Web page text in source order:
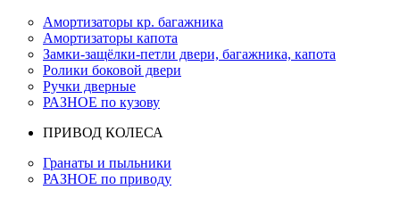
Амортизаторы кр. багажника
Амортизаторы капота
Замки-защёлки-петли двери, багажника, капота
Ролики боковой двери
Ручки дверные
РАЗНОЕ по кузову
ПРИВОД КОЛЕСА
Гранаты и пыльники
РАЗНОЕ по приводу